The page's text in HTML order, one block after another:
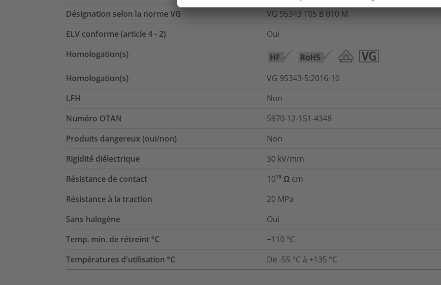
Désignation selon la norme VG
VG 95343 T05 B 010 M
ELV conforme (article 4 - 2)
Oui
Homologation(s)
Homologation(s)
VG 95343-5:2016-10
LFH
Non
Numéro OTAN
5970-12-151-4348
Produits dangereux (oui/non)
Non
Rigidité diélectrique
30 kV/mm
Résistance de contact
10¹⁵ Ω cm
Résistance à la traction
20 MPa
Sans halogène
Oui
Temp. min. de rétreint °C
+110 °C
Températures d'utilisation °C
De -55 °C à +135 °C